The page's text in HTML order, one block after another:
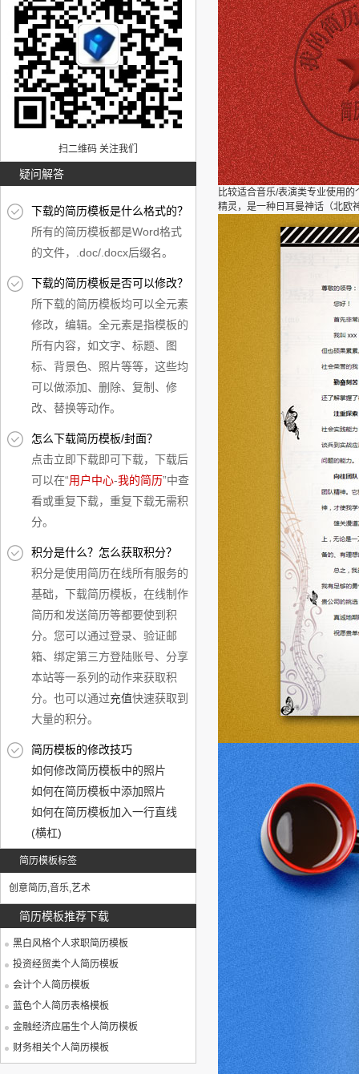
扫二维码 关注我们
疑问解答
下载的简历模板是什么格式的？
所有的简历模板都是Word格式
的文件，.doc/.docx后缀名。
下载的简历模板是否可以修改？
所下载的简历模板均可以全元素
修改，编辑。全元素是指模板的
所有内容，如文字、标题、图
标、背景色、照片等等，这些均
可以做添加、删除、复制、修
改、替换等动作。
怎么下载简历模板/封面？
点击立即下载即可下载，下载后
可以在“用户中心-我的简历”中查
看或重复下载，重复下载无需积
分。
积分是什么？怎么获取积分？
积分是使用简历在线所有服务的
基础，下载简历模板，在线制作
简历和发送简历等都要使到积
分。您可以通过登录、验证邮
箱、绑定第三方登陆账号、分享
本站等一系列的动作来获取积
分。也可以通过充值快速获取到
大量的积分。
简历模板的修改技巧
如何修改简历模板中的照片
如何在简历模板中添加照片
如何在简历模板加入一行直线
(横杠)
简历模板标签
创意简历,音乐,艺术
简历模板推荐下载
黑白风格个人求职简历模板
投资经贸类个人简历模板
会计个人简历模板
蓝色个人简历表格模板
金融经济应届生个人简历模板
财务相关个人简历模板
比较适合音乐/表演类专业使用
精灵，是一种日耳曼神话（北欧